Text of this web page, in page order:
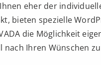
eher der
bieten spezielle
die Möglichkeit
nach Ihren Wünschen